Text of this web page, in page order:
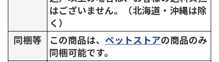
はございません。（北海道・沖縄は除
く）
同梱等
この商品は、 ペットストアの商品のみ
同梱可能です。